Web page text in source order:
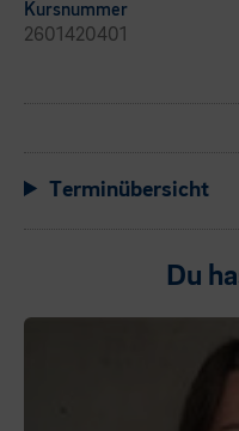
Kursnummer
2601420401
Terminübersicht
Du